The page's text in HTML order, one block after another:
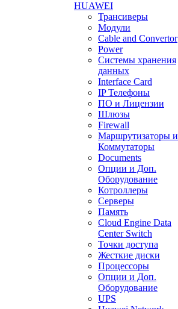
HUAWEI
Трансиверы
Модули
Cable and Convertor
Power
Системы хранения
данных
Interface Card
IP Телефоны
ПО и Лицензии
Шлюзы
Firewall
Маршрутизаторы и
Коммутаторы
Documents
Опции и Доп.
Оборудование
Котроллеры
Серверы
Память
Cloud Engine Data
Center Switch
Точки доступа
Жесткие диски
Процессоры
Опции и Доп.
Оборудование
UPS